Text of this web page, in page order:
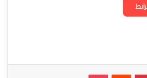
بينتيريست ‏Reddit
‫Pocket